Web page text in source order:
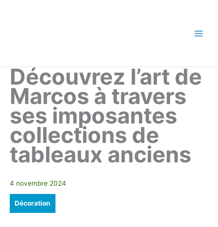
Découvrez l’art de
Marcos à travers
ses imposantes
collections de
tableaux anciens
4 novembre 2024
Décoration